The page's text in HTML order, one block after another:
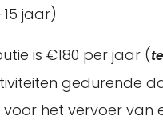
15 jaar)
is €180 per jaar (
gedurende
het vervoer van